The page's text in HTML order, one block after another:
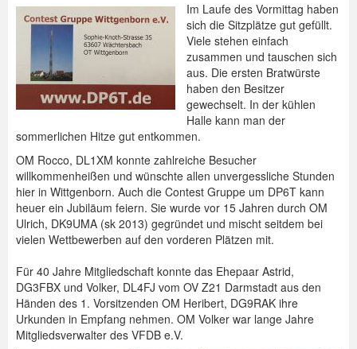
Im Laufe des Vormittag haben
sich die Sitzplätze gut gefüllt.
Viele stehen einfach
zusammen und tauschen sich
aus. Die ersten Bratwürste
haben den Besitzer
gewechselt. In der kühlen
Halle kann man der
sommerlichen Hitze gut entkommen.
OM Rocco, DL1XM konnte zahlreiche Besucher
willkommenheißen und wünschte allen unvergessliche Stunden
hier in Wittgenborn. Auch die Contest Gruppe um DP6T kann
heuer ein Jubiläum feiern. Sie wurde vor 15 Jahren durch OM
Ulrich, DK9UMA (sk 2013) gegründet und mischt seitdem bei
vielen Wettbewerben auf den vorderen Plätzen mit.
Für 40 Jahre Mitgliedschaft konnte das Ehepaar Astrid,
DG3FBX und Volker, DL4FJ vom OV Z21 Darmstadt aus den
Händen des 1. Vorsitzenden OM Heribert, DG9RAK ihre
Urkunden in Empfang nehmen. OM Volker war lange Jahre
Mitgliedsverwalter des VFDB e.V.